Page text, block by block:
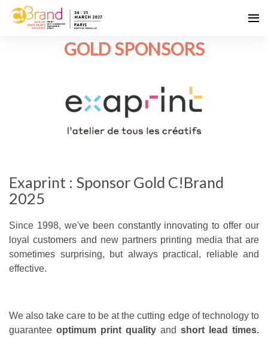
GOLD SPONSORS
Exaprint : Sponsor Gold C!Brand
2025
Since 1998, we've been constantly innovating to offer our
loyal customers and new partners printing media that are
sometimes surprising, but always practical, reliable and
effective.
We also take care to be at the cutting edge of technology to
guarantee optimum print quality and short lead times.